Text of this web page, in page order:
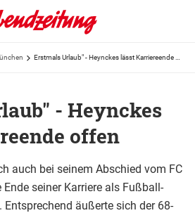
- Heynckes
offen
auch bei seinem Abschied vom FC
seiner Karriere als Fußball-
äußerte sich der 68-